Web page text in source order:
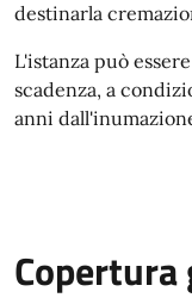
destinarla
L'istanza può
scadenza, a
anni
Copertura